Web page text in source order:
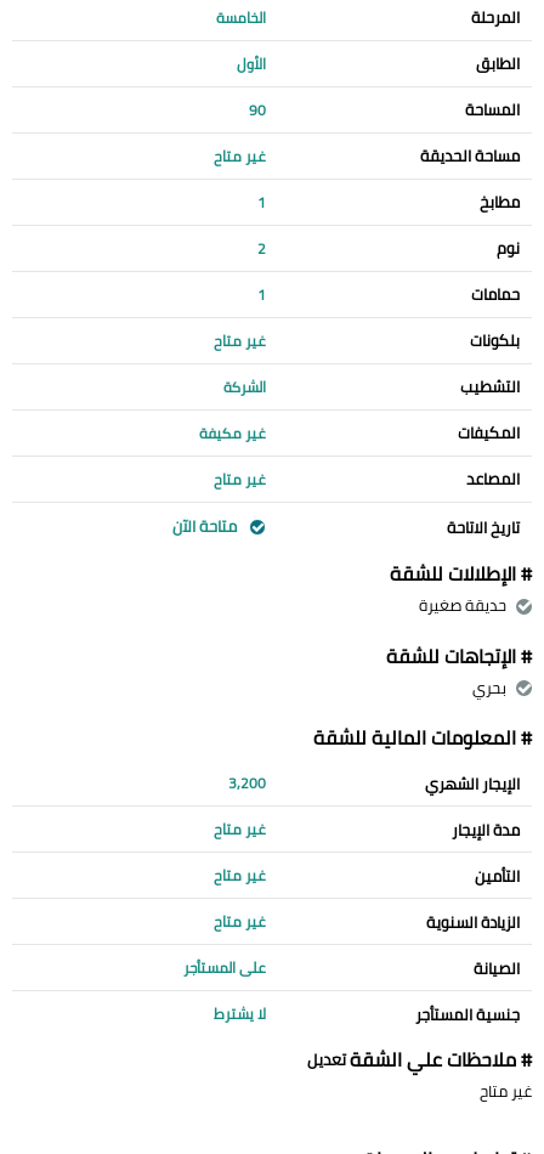
المرحلة الخامسة
الطابق الأول
المساحة 90
مساحة الحديقة غير متاح
مطابخ 1
نوم 2
حمامات 1
بلكونات غير متاح
التشطيب الشركة
المكيفات غير مكيفة
المصاعد غير متاح
تاريخ الاتاحة متاحة الآن
# الإطلالات للشقة
حديقة صغيرة
# الإتجاهات للشقة
بحري
# المعلومات المالية للشقة
الإيجار الشهري 3,200
مدة الإيجار غير متاح
التأمين غير متاح
الزيادة السنوية غير متاح
الصيانة على المستأجر
جنسية المستأجر لا يشترط
# ملاحظات علي الشقةتعديل
غير متاح